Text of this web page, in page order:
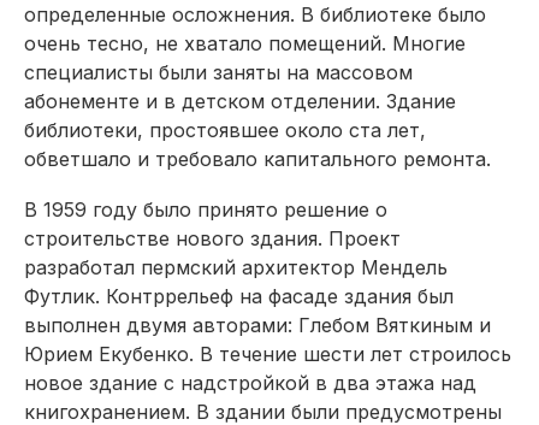
определенные осложнения. В библиотеке было
очень тесно, не хватало помещений. Многие
специалисты были заняты на массовом
абонементе и в детском отделении. Здание
библиотеки, простоявшее около ста лет,
обветшало и требовало капитального ремонта.
В 1959 году было принято решение о
строительстве нового здания. Проект
разработал пермский архитектор Мендель
Футлик. Контррельеф на фасаде здания был
выполнен двумя авторами: Глебом Вяткиным и
Юрием Екубенко. В течение шести лет строилось
новое здание с надстройкой в два этажа над
книгохранением. В здании были предусмотрены